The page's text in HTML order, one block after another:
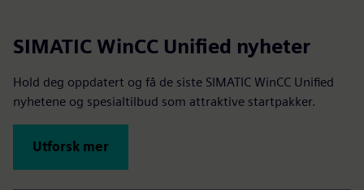
SIMATIC WinCC Unified nyheter
Hold deg oppdatert og få de siste SIMATIC WinCC Unified
nyhetene og spesialtilbud som attraktive startpakker.
Utforsk mer